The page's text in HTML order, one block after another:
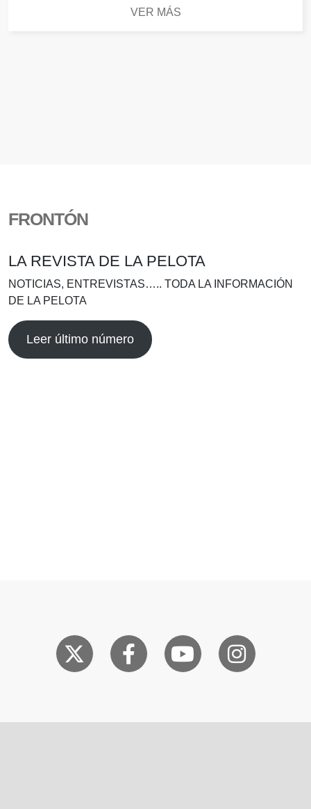
VER MÁS
FRONTÓN
LA REVISTA DE LA PELOTA
NOTICIAS, ENTREVISTAS….. TODA LA INFORMACIÓN
DE LA PELOTA
Leer último número